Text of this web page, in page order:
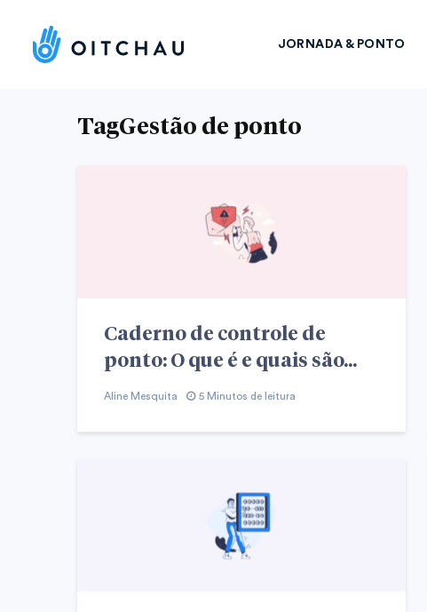
JORNADA & PONTO
TagGestão de ponto
Caderno de controle de
ponto: O que é e quais são...
Aline Mesquita 5 Minutos de leitura